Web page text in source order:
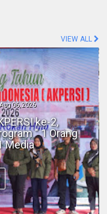
VIEW ALL
Aug 06, 2026
Inhil dan
Tangani